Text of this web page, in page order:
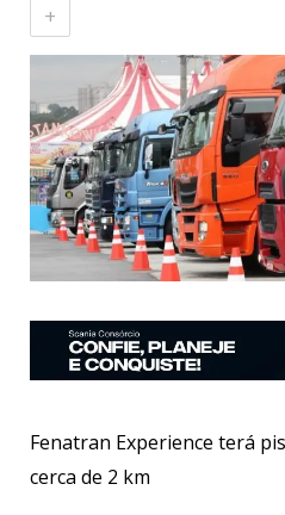
+
Fenatran Experience terá
cerca de 2 km